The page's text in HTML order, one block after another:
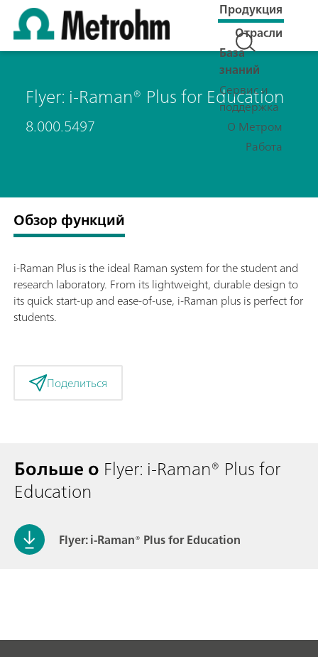
Продукция
Отрасли
База
знаний
Сервис и
поддержка
О Метром
Работа
Flyer: i-Raman® Plus for Education
8.000.5497
Обзор функций
i-Raman Plus is the ideal Raman system for the student and
research laboratory. From its lightweight, durable design to
its quick start-up and ease-of-use, i-Raman plus is perfect for
students.
Поделиться
Больше о Flyer: i-Raman® Plus for
Education
Flyer: i-Raman® Plus for Education